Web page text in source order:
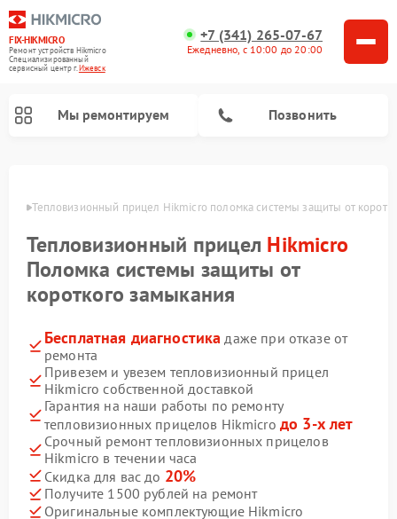
FIX-HIKMICRO
Ремонт устройств Hikmicro
Специализированный
cервисный центр г.Ижевск
+7 (341) 265-07-67
Ежедневно, с 10:00 до 20:00
Мы ремонтируем Позвонить
Тепловизионный прицел Hikmicro поломка системы защиты от
Тепловизионный прицел Hikmicro
Поломка системы защиты от
короткого замыкания
Бесплатная диагностика даже при отказе от
ремонта
Привезем и увезем тепловизионный прицел
Hikmicro собственной доставкой
Гарантия на наши работы по ремонту
тепловизионных прицелов Hikmicro до 3-х лет
Срочный ремонт тепловизионных прицелов
Hikmicro в течении часа
Скидка для вас до 20%
Получите 1500 рублей на ремонт
Оригинальные комплектующие Hikmicro